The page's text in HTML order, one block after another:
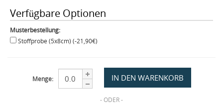
Verfügbare Optionen
Musterbestellung:
Stoffprobe (5x8cm) (-21,90€)
Menge:
- ODER -